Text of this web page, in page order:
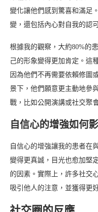
變化讓他們感到驚喜和滿足
變，還包括內心對自我的認
根據我的觀察，大約80%的
己的形象變得更加肯定。這
因為他們不再需要依賴修圖
景下，他們願意更主動地參
戰，比如公開演講或社交聚
自信心的增強如何
自信心的增強讓我的患者在
變得更真誠，目光也愈加堅
的因素。實際上，許多社交
吸引他人的注意，並獲得更